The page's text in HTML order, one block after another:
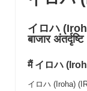
イロハ
बाजार अंतर्दृष्टि
मैं イロハ
イロハ (Iroha)